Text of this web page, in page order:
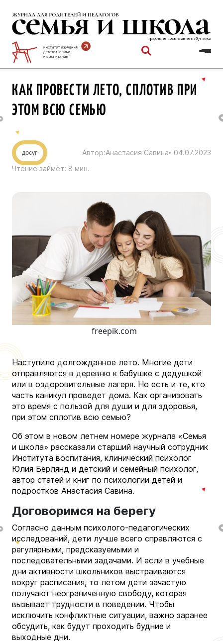
содержимому
КАК ПРОВЕСТИ ЛЕТО, СПЛОТИВ ПРИ
ЭТОМ ВСЮ СЕМЬЮ
досуг Автор:Анастасия Савина
04.07.2023
Чтение займёт: 8 мин.
freepik.com
Наступило долгожданное лето. Многие дети
отправляются в деревню к бабушке с дедушкой
или в оздоровительные лагеря. Но есть и те, кто
часть каникул проведет дома. Как организовать
это время с пользой для души и для здоровья,
при этом сплотив всю семью?
Об этом в новом летнем номере журнала «Семья
и школа» рассказали старший научный сотрудник
Института воспитания, клинический психолог
Юлия Берлянд и детский и семейный психолог,
автор статей и книг по психологии детей и
подростков Анастасия Савина.
Договоримся на берегу
Согласно данным психолого-педагогических
исследований, дети лучше всего справляются с
регулярными, предсказуемыми и
последовательными задачами. И если в учебные
дни активности школьников выстраиваются
вокруг расписания, то летом дети зачастую
получают неограниченную свободу, которая
вызывает трудности в поведении. Чтобы
исключить конфликтные ситуации, важно заранее
обсудить, как будут проходить будние и
выходные дни.